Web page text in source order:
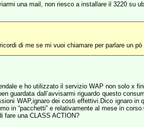
una mail, non riesco a installare il 3220 su
di me se mi vuoi chiamare per parlare un
e ho utilizzato il servizio WAP non solo x
guardata dall’avvisarmi riguardo questo
WAP,ignaro dei costi effettivi.Dico ignaro
in “pacchetti” e relativamente al mese in
fare una CLASS ACTION?